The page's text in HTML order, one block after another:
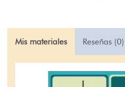
Mis materiales Reseñas (0)